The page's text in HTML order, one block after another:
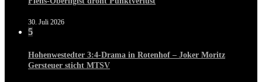
30. Juli 2026
5
Hohenwestedter 3:4-Drama in Rotenhof – Joker Moritz
Gersteuer sticht MTSV